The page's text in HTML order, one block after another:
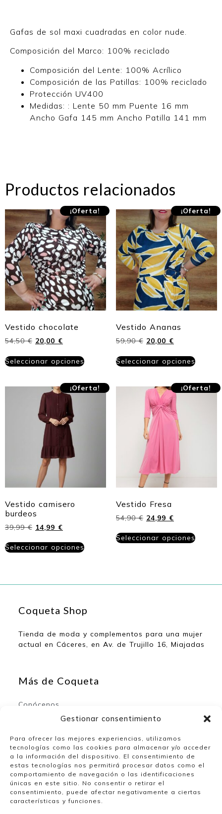
Gestionar consentimiento
Para ofrecer las mejores experiencias, utilizamos
tecnologías como las cookies para almacenar y/o acceder
a la información del dispositivo. El consentimiento de
estas tecnologías nos permitirá procesar datos como el
comportamiento de navegación o las identificaciones
únicas en este sitio. No consentir o retirar el
consentimiento, puede afectar negativamente a ciertas
características y funciones.
Gafas de sol maxi cuadradas en color nude.
Composición del Marco: 100% reciclado
Composición del Lente: 100% Acrílico
Composición de las Patillas: 100% reciclado
Protección UV400
Medidas: : Lente 50 mm Puente 16 mm
Ancho Gafa 145 mm Ancho Patilla 141 mm
Productos relacionados
¡Oferta!
Vestido chocolate
54,50€ 20,00 €
Seleccionar opciones
¡Oferta!
Vestido Ananas
59,90€ 20,00 €
Seleccionar opciones
¡Oferta!
Vestido camisero
burdeos
39,99€ 14,99 €
Seleccionar opciones
¡Oferta!
Vestido Fresa
54,90€ 24,99 €
Seleccionar opciones
Coqueta Shop
Tienda de moda y complementos para una mujer
actual en Cáceres, en Av. de Trujillo 16, Miajadas
Más de Coqueta
Conócenos
Mi espacio
Mi cuenta
Lista de deseos